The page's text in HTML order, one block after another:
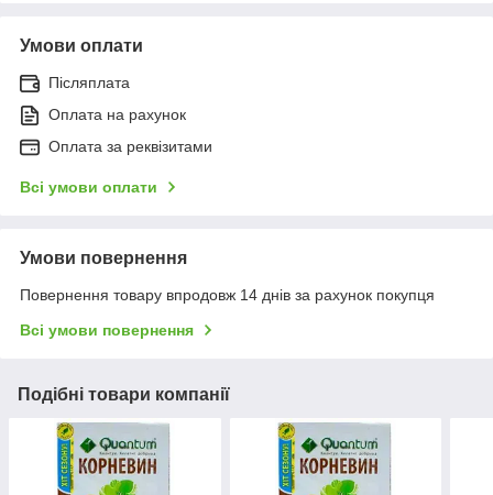
Умови оплати
Післяплата
Оплата на рахунок
Оплата за реквізитами
Всі умови оплати
Умови повернення
Повернення товару впродовж 14 днів за рахунок покупця
Всі умови повернення
Подібні товари компанії